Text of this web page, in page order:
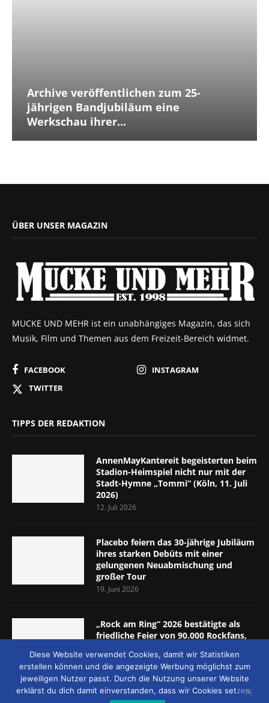
Archive veröffentlichen zum 25-
jährigen Bandjubiläum eine
Werkschau ihrer...
ÜBER UNSER MAGAZIN
MUCKE UND MEHR ist ein unabhängiges Magazin, das sich
Musik, Film und Themen aus dem Freizeit-Bereich widmet.
FACEBOOK
INSTAGRAM
TWITTER
TIPPS DER REDAKTION
AnnenMayKantereit begeisterten beim
Stadion-Heimspiel nicht nur mit der
Stadt-Hymne „Tommi“ (Köln, 11. Juli
2026)
12. Juli 2026
Placebo feiern das 30-jährige Jubiläum
ihres starken Debüts mit einer
gelungenen Neuabmischung und
großer Tour
19. Juni 2026
„Rock am Ring“ 2026 bestätigte als
friedliche Feier von 90.000 Rockfans,
5.-7. Juni 2026)
8. Juni 2026
Diese Website verwendet Cookies, damit wir Statistiken
erstellen können und die angezeigte Werbung möglichst zum
jeweiligen Nutzer passt. Durch die Nutzung unserer Website
erklärst du dich damit einverstanden, dass wir Cookies setzen.